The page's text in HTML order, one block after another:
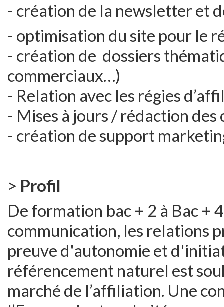
- création de la newsletter et
- optimisation du site pour le
- création de dossiers
commerciaux…)
- Relation avec les régies
- Mises à jours / rédaction des
- création de support
> Profil
De formation bac + 2 à Bac +
communication, les relations
preuve d'autonomie et
référencement naturel est
marché de l’affiliation. Une